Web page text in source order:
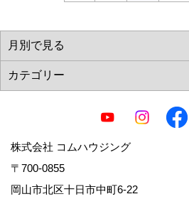
株式会社 コムハウジング
〒700-0855
岡山市北区十日市中町6-22